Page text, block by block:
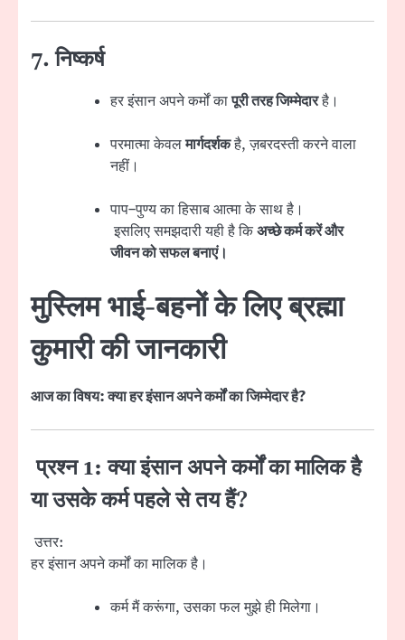
7. निष्कर्ष
हर इंसान अपने कर्मों कापूरी तरह जिम्मेदारहै।
परमात्मा केवलमार्गदर्शकहै, ज़बरदस्ती करने वाला
नहीं।
पाप–पुण्य का हिसाब आत्मा के साथ है।
इसलिए समझदारी यही है किअच्छे कर्म करें और
जीवन को सफल बनाएं।
मुस्लिम भाई-बहनों के लिए ब्रह्मा
कुमारी की जानकारी
आज का विषय: क्या हर इंसान अपने कर्मों का जिम्मेदार है?
प्रश्न 1: क्या इंसान अपने कर्मों का मालिक है
या उसके कर्म पहले से तय हैं?
उत्तर:
हर इंसान अपने कर्मों का मालिक है।
कर्म मैं करूंगा, उसका फल मुझे ही मिलेगा।